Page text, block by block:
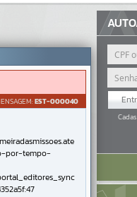
EST-000040
por-tempo-